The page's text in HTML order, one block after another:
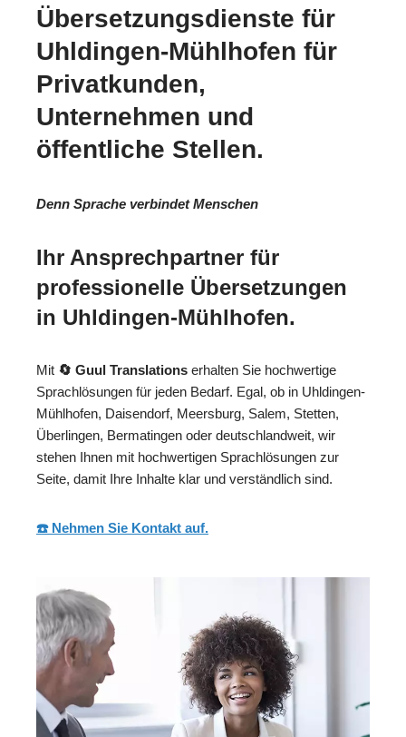
Übersetzungsdienste für
Uhldingen-Mühlhofen für
Privatkunden,
Unternehmen und
öffentliche Stellen.
Denn Sprache verbindet Menschen
Ihr Ansprechpartner für
professionelle Übersetzungen
in Uhldingen-Mühlhofen.
Mit 🔄 Guul Translations erhalten Sie hochwertige
Sprachlösungen für jeden Bedarf. Egal, ob in Uhldingen-
Mühlhofen, Daisendorf, Meersburg, Salem, Stetten,
Überlingen, Bermatingen oder deutschlandweit, wir
stehen Ihnen mit hochwertigen Sprachlösungen zur
Seite, damit Ihre Inhalte klar und verständlich sind.
☎️ Nehmen Sie Kontakt auf.